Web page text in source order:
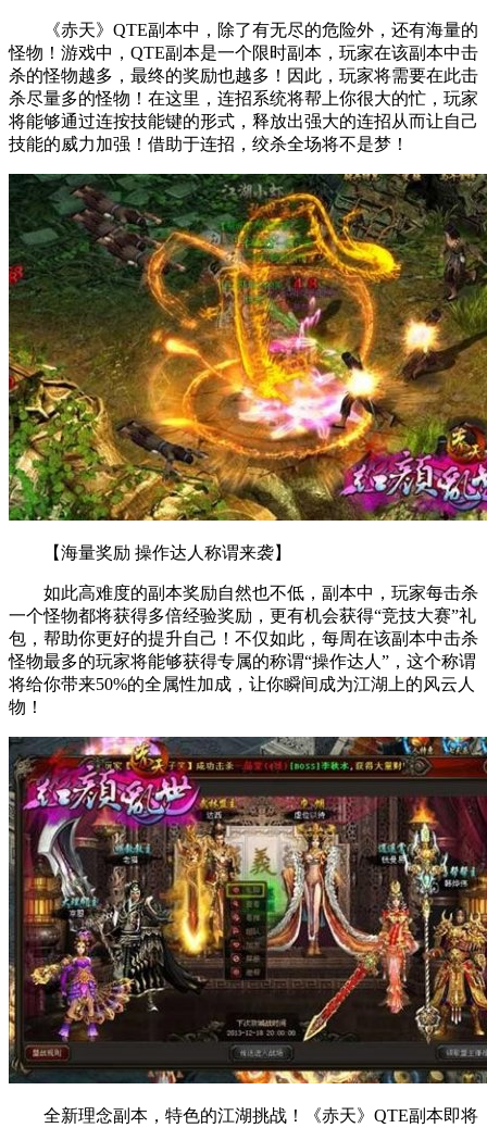
《赤天》QTE副本中，除了有无尽的危险外，还有海量的
怪物！游戏中，QTE副本是一个限时副本，玩家在该副本中击
杀的怪物越多，最终的奖励也越多！因此，玩家将需要在此击
杀尽量多的怪物！在这里，连招系统将帮上你很大的忙，玩家
将能够通过连按技能键的形式，释放出强大的连招从而让自己
技能的威力加强！借助于连招，绞杀全场将不是梦！
【海量奖励 操作达人称谓来袭】
如此高难度的副本奖励自然也不低，副本中，玩家每击杀
一个怪物都将获得多倍经验奖励，更有机会获得“竞技大赛”礼
包，帮助你更好的提升自己！不仅如此，每周在该副本中击杀
怪物最多的玩家将能够获得专属的称谓“操作达人”，这个称谓
将给你带来50%的全属性加成，让你瞬间成为江湖上的风云人
物！
全新理念副本，特色的江湖挑战！《赤天》QTE副本即将